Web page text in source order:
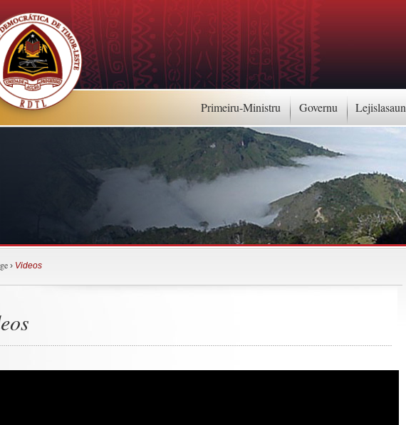
Primeiru-Ministru Governu Lejislasaun
› Videos